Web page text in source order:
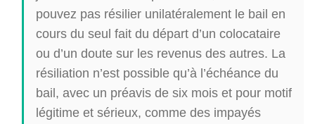
pouvez pas résilier unilatéralement le bail en
cours du seul fait du départ d’un colocataire
ou d’un doute sur les revenus des autres. La
résiliation n’est possible qu’à l’échéance du
bail, avec un préavis de six mois et pour motif
légitime et sérieux, comme des impayés